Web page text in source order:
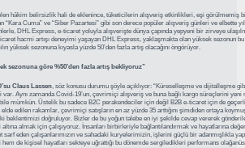
hâkim belirsizlik hali de eklenince, tüketicilerin alışveriş etkinlikleri, eşi görülmemiş
“Kara Cuma” ve “Siber Pazartesi” gibi son derece popüler alışveriş günleri ve elbette
DHL Express, e-ticaret yoluyla alışverişte dünya çapında yepyeni bir zirveye
hacmi artışı deneyimi yaşayan DHL Express, yaklaşmakta olan yüksek sezonun bu
yüksek sezonuna kıyasla yüzde 50’den fazla artış olacağını öngörüyor.
sezonuna göre %50’den fazla artış bekliyoruz”
Claus Lassen, söz konusu durumu şöyle açıklıyor: “Küreselleşme ve dijitalleşme
Aynı zamanda Covid-19’un, çevrimiçi alışveriş ve buna bağlı kargo süreçlerini yeni
mümkün. Üstelik bu sadece B2C perakendeciler için değil B2B e-ticaret için de geçerli.
edilen rakamlar, çevrimiçi satışların en az yüzde 35 arttığını şimdiden ortaya
beklentimizi doğruluyor. Bizler de bu yoğun talebe en iyi şekilde cevap vererek
almak için çalışıyoruz. İnsanları birbirleriyle bağlantılandırmak ve hayatlarına
eden çalışanlarımızın ve sahadaki kuryelerimizin, işlerini güçlü bir adanmışlıkla
de kişisel hayatları sekteye uğrattığı bu dönemde sergiledikleri performans